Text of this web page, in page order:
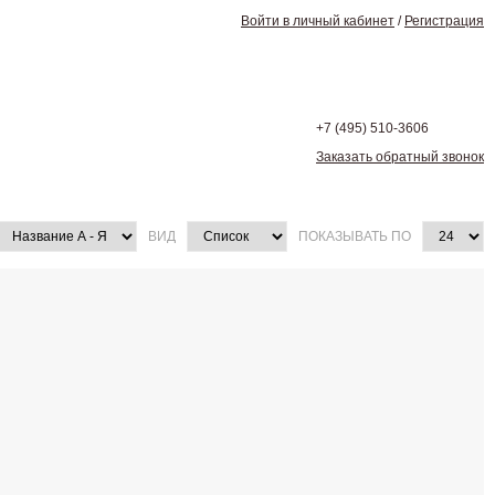
Войти в личный кабинет / Регистрация
+7 (495) 510-3606
Заказать обратный звонок
ВИД ПОКАЗЫВАТЬ ПО